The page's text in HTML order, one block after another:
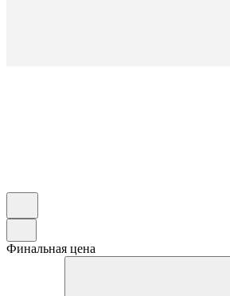
Финальная цена